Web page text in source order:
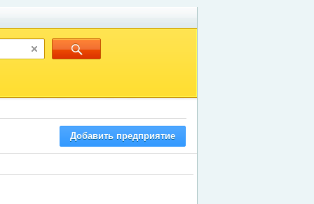
Добавить предприятие